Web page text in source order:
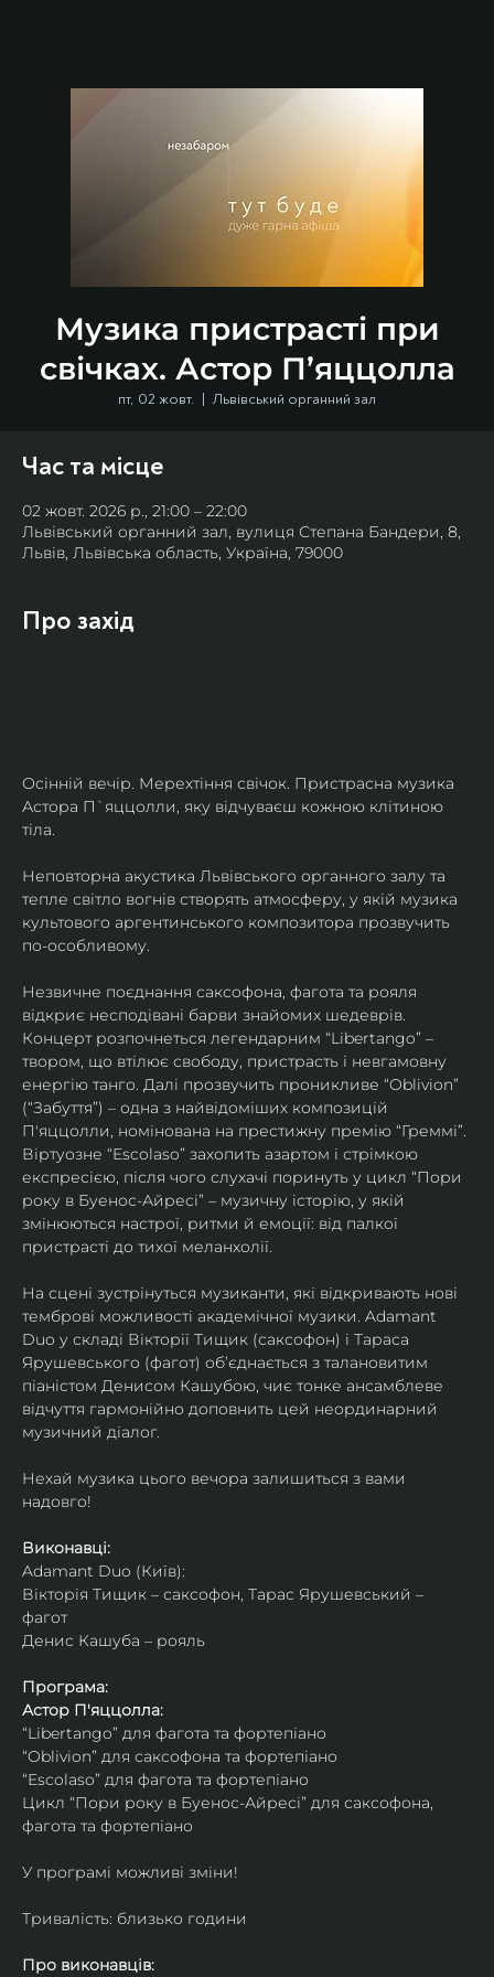
Музика пристрасті при
свічках. Астор П’яццолла
пт, 02 жовт.
  |
Львівський органний зал
Час та місце
02 жовт. 2026 р., 21:00 – 22:00
Львівський органний зал, вулиця Степана Бандери, 8,
Львів, Львівська область, Україна, 79000
Про захід
Осінній вечір. Мерехтіння свічок. Пристрасна музика
Астора П`яццолли, яку відчуваєш кожною клітиною
тіла.
Неповторна акустика Львівського органного залу та
тепле світло вогнів створять атмосферу, у якій музика
культового аргентинського композитора прозвучить
по-особливому.
Незвичне поєднання саксофона, фагота та рояля
відкриє несподівані барви знайомих шедеврів.
Концерт розпочнеться легендарним “Libertango” –
твором, що втілює свободу, пристрасть і невгамовну
енергію танго. Далі прозвучить проникливе “Oblivion”
(“Забуття”) – одна з найвідоміших композицій
П'яццолли, номінована на престижну премію “Греммі”.
Віртуозне “Escolaso” захопить азартом і стрімкою
експресією, після чого слухачі поринуть у цикл “Пори
року в Буенос-Айресі” – музичну історію, у якій
змінюються настрої, ритми й емоції: від палкої
пристрасті до тихої меланхолії.
На сцені зустрінуться музиканти, які відкривають нові
темброві можливості академічної музики. Adamant
Duo у складі Вікторії Тищик (саксофон) і Тараса
Ярушевського (фагот) об’єднається з талановитим
піаністом Денисом Кашубою, чиє тонке ансамблеве
відчуття гармонійно доповнить цей неординарний
музичний діалог.
Нехай музика цього вечора залишиться з вами
надовго!
Виконавці:
Adamant Duo (Київ):
Вікторія Тищик – саксофон, Тарас Ярушевський –
фагот
Денис Кашуба – рояль
Програма:
Астор П'яццолла:
“Libertango” для фагота та фортепіано
“Oblivion” для саксофона та фортепіано
“Escolaso” для фагота та фортепіано
Цикл “Пори року в Буенос-Айресі” для саксофона,
фагота та фортепіано
У програмі можливі зміни!
Тривалість: близько години
Про виконавців: